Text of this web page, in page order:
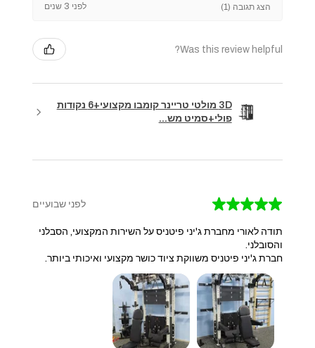
הצג תגובה (1) לפני 3 שנים
Was this review helpful?
3D מולטי טריינר קומבו מקצועי+6 נקודות
פולי+סמיט מש...
★
★
★
★
★ לפני שבועיים
תודה לאורי מחברת ג'יני פיטניס על השירות המקצועי, הסבלני
והסובלני.
חברת ג'יני פיטניס משווקת ציוד כושר מקצועי ואיכותי ביותר.